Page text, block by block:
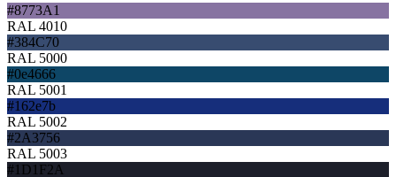
#8773A1
RAL 4010
#384C70
RAL 5000
#0e4666
RAL 5001
#162e7b
RAL 5002
#2A3756
RAL 5003
#1D1F2A